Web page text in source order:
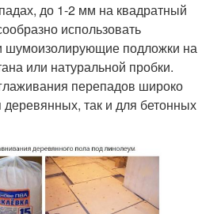
до 1-2 мм на квадратный
использовать
шумоизолирующие подложки на
или натуральной пробки.
перепадов широко
деревянных, так и для бетонных